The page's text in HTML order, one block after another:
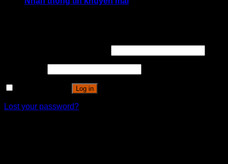
Log in
Lost your password?